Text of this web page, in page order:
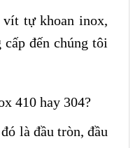
tự khoan inox,
đến chúng tôi
410 hay 304?
là đầu tròn, đầu